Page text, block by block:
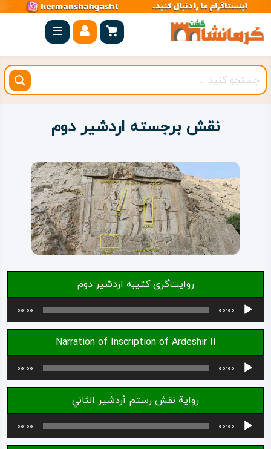
صفحه
اصلی
کرمانشاه
شهرستان
روستاهای
اقامتگاه
ویژه
ویدئو
درباره
نقش برجسته اردشیر دوم
روایت‌گری کتیبه اردشیر دوم
پخش‌کننده
صوت
00:00
00:00
Narration of Inscription of Ardeshir II
پخش‌کننده
صوت
00:00
00:00
رواية نقش رستم أردشير الثاني
پخش‌کننده
صوت
00:00
00:00